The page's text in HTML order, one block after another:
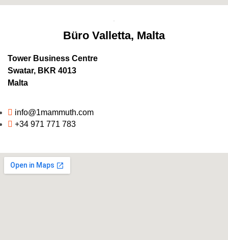
Büro Valletta, Malta
Tower Business Centre
Swatar, BKR 4013
Malta
info@1mammuth.com
+34 971 771 783